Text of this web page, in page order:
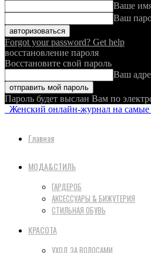
Ваше
Ваш
Forgot your password? Get help
восстановление пароля
Восстановите свой пароль
Ваш
Пароль будет выслан Вам по
Женский онлайн-журнал на самые
Главная
МОДА&СТИЛЬ
ГАРДЕРОБ
АКСЕССУАРЫ & БИЖУТЕРИЯ
СТИЛЬНАЯ ОБУВЬ
КРАСОТА
УХОД ЗА ВОЛОСАМИ